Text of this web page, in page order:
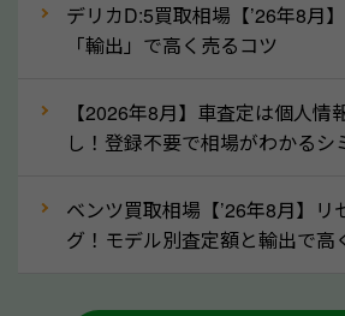
実績」で確認できます。
⑤車内の簡単な清掃で買取
しばらく乗っていない車は、車内
が汚れていることも多いです。シ
す。車内の汚れは簡単な清掃だけ
多いため、査定前にチェックして
デリカD:5買取相場【’26年8月
「輸出」で高く売るコツ
【2026年8月】車査定は個人情
し！登録不要で相場がわかるシ
ベンツ買取相場【’26年8月】リ
グ！モデル別査定額と輸出で高